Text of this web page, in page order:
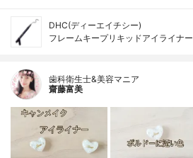
DHC(ディーエイチシー)
フレームキープリキッドアイライナー
歯科衛生士&美容マニア
齋藤富美